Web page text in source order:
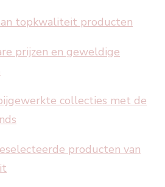
topkwaliteit producten
prijzen en geweldige
collecties met de
producten van